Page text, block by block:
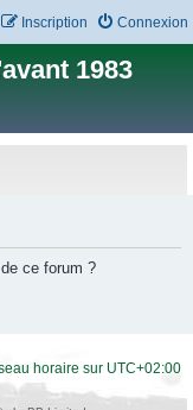
Connexion
Inscription
1983
ce forum ?
horaire sur UTC+02:00